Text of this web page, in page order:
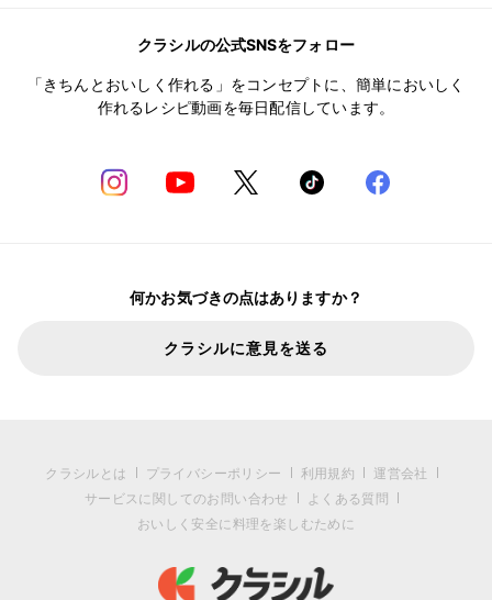
クラシルの公式SNSをフォロー
「きちんとおいしく作れる」をコンセプトに、簡単においしく
作れるレシピ動画を毎日配信しています。
何かお気づきの点はありますか？
クラシルに意見を送る
クラシルとは プライバシーポリシー 利用規約
運営会社
サービスに関してのお問い合わせ
よくある質問
おいしく安全に料理を楽しむために